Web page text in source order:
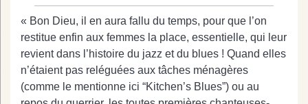
« Bon Dieu, il en aura fallu du temps, pour que l’on
restitue enfin aux femmes la place, essentielle, qui leur
revient dans l’histoire du jazz et du blues ! Quand elles
n’étaient pas reléguées aux tâches ménagères
(comme le mentionne ici “Kitchen’s Blues”) ou au